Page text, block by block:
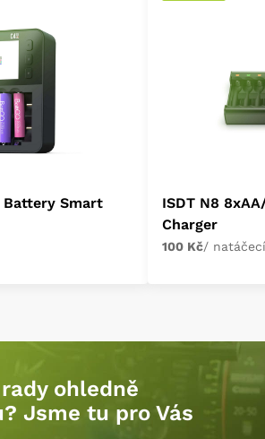
Battery Smart
ISDT N8
Charger
100 Kč/
ohledně
Jsme tu pro Vás